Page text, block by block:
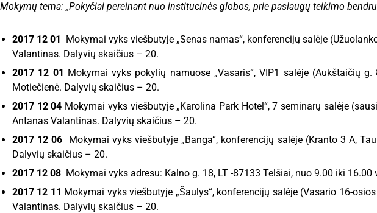
Mokymų tema: „Pokyčiai pereinant nuo institucinės globos, prie paslaugų teikimo
2017 12 01 Mokymai vyks viešbutyje „Senas namas“, konferencijų salėje
Valantinas. Dalyvių skaičius – 20.
2017 12 01 Mokymai vyks pokylių namuose „Vasaris“, VIP1 salėje (Aukštaičių
Motiečienė. Dalyvių skaičius – 20.
2017 12 04 Mokymai vyks viešbutyje „Karolina Park Hotel“, 7 seminarų salėje
Antanas Valantinas. Dalyvių skaičius – 20.
2017 12 06 Mokymai vyks viešbutyje „Banga“, konferencijų salėje (Kranto 3 A,
Dalyvių skaičius – 20.
2017 12 08 Mokymai vyks adresu: Kalno g. 18, LT -87133 Telšiai, nuo 9.00 iki
2017 12 11 Mokymai vyks viešbutyje „Šaulys“, konferencijų salėje (Vasario 16-
Valantinas. Dalyvių skaičius – 20.